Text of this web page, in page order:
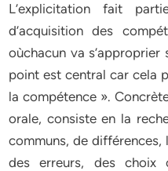
L’explicitation fait
d’acquisition des
oùchacun va
point est central car cela
la compétence ».
orale, consiste en la
communs, de
des erreurs, des choix